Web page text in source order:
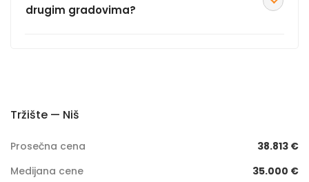
drugim gradovima?
Tržište — Niš
Prosečna cena
38.813 €
Medijana cene
35.000 €